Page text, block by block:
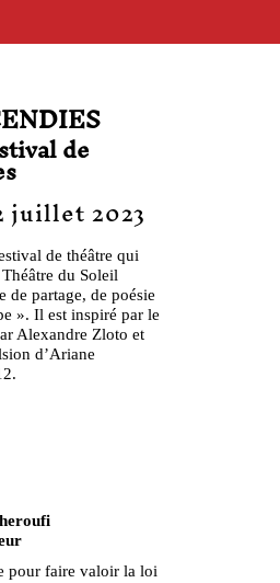
de
juillet 2023
de théâtre qui
du Soleil
de partage, de poésie
». Il est inspiré par le
Alexandre Zloto et
d’Ariane
pour faire valoir la loi